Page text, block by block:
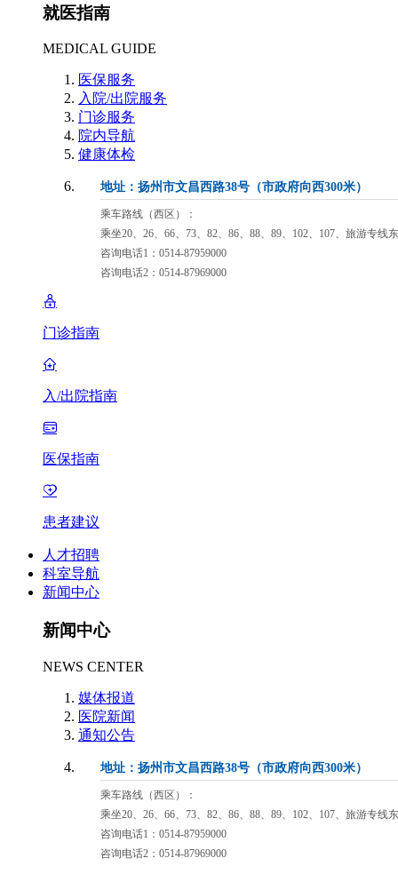
就医指南
MEDICAL GUIDE
医保服务
入院/出院服务
门诊服务
院内导航
健康体检
地址：扬州市文昌西路38号（市政府向西300米）
乘车路线（西区）：
乘坐20、26、66、73、82、86、88、89、102、107、旅游专线
咨询电话1：0514-87959000
咨询电话2：0514-87969000
门诊指南
入/出院指南
医保指南
患者建议
人才招聘
科室导航
新闻中心
新闻中心
NEWS CENTER
媒体报道
医院新闻
通知公告
地址：扬州市文昌西路38号（市政府向西300米）
乘车路线（西区）：
乘坐20、26、66、73、82、86、88、89、102、107、旅游专线
咨询电话1：0514-87959000
咨询电话2：0514-87969000